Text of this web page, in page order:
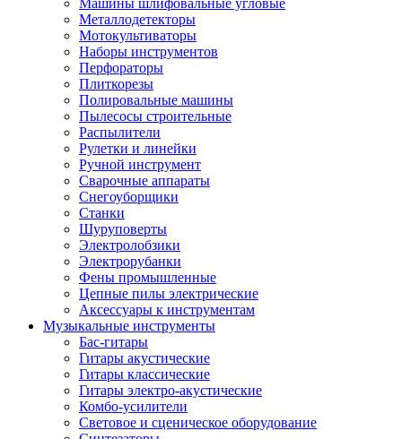
Машины шлифовальные угловые
Металлодетекторы
Мотокультиваторы
Наборы инструментов
Перфораторы
Плиткорезы
Полировальные машины
Пылесосы строительные
Распылители
Рулетки и линейки
Ручной инструмент
Сварочные аппараты
Снегоуборщики
Станки
Шуруповерты
Электролобзики
Электрорубанки
Фены промышленные
Цепные пилы электрические
Аксессуары к инструментам
Музыкальные инструменты
Бас-гитары
Гитары акустические
Гитары классические
Гитары электро-акустические
Комбо-усилители
Световое и сценическое оборудование